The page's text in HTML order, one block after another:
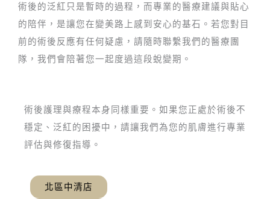
術後的泛紅只是暫時的過程，而專業的醫療建議與貼心
的陪伴，是讓您在變美路上感到安心的基石。若您對目
前的術後反應有任何疑慮，請隨時聯繫我們的醫療團
隊，我們會陪著您一起度過這段蛻變期。
術後護理與療程本身同樣重要。如果您正處於術後不
穩定、泛紅的困擾中，請讓我們為您的肌膚進行專業
評估與修復指導。
北區中清店